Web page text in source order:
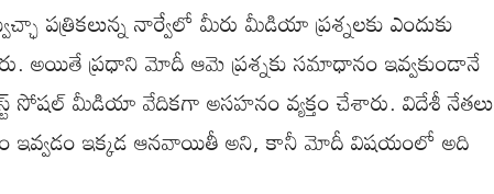
పత్రికలున్న నార్వేలో మీరు మీడియా ప్రశ్నలకు ఎందుకు
అయితే ప్రధాని మోదీ ఆమె ప్రశ్నకు సమాధానం ఇవ్వకుండానే
సోషల్ మీడియా వేదికగా అసహనం వ్యక్తం చేశారు. విదేశీ నేతలు
ఇవ్వడం ఇక్కడ ఆనవాయితీ అని, కానీ మోదీ విషయంలో అది